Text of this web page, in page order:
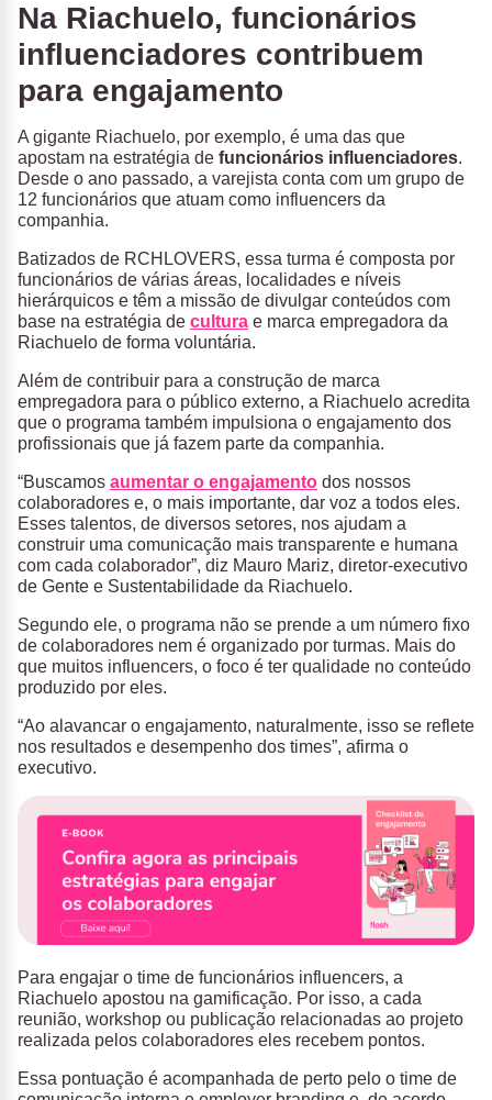
Na Riachuelo, funcionários
influenciadores contribuem
para engajamento
A gigante Riachuelo, por exemplo, é uma das que
apostam na estratégia de funcionários influenciadores.
Desde o ano passado, a varejista conta com um grupo de
12 funcionários que atuam como influencers da
companhia.
Batizados de RCHLOVERS, essa turma é composta por
funcionários de várias áreas, localidades e níveis
hierárquicos e têm a missão de divulgar conteúdos com
base na estratégia de cultura e marca empregadora da
Riachuelo de forma voluntária.
Além de contribuir para a construção de marca
empregadora para o público externo, a Riachuelo acredita
que o programa também impulsiona o engajamento dos
profissionais que já fazem parte da companhia.
“Buscamos aumentar o engajamento dos nossos
colaboradores e, o mais importante, dar voz a todos eles.
Esses talentos, de diversos setores, nos ajudam a
construir uma comunicação mais transparente e humana
com cada colaborador”, diz Mauro Mariz, diretor-executivo
de Gente e Sustentabilidade da Riachuelo.
Segundo ele, o programa não se prende a um número fixo
de colaboradores nem é organizado por turmas. Mais do
que muitos influencers, o foco é ter qualidade no conteúdo
produzido por eles.
“Ao alavancar o engajamento, naturalmente, isso se reflete
nos resultados e desempenho dos times”, afirma o
executivo.
Para engajar o time de funcionários influencers, a
Riachuelo apostou na gamificação. Por isso, a cada
reunião, workshop ou publicação relacionadas ao projeto
realizada pelos colaboradores eles recebem pontos.
Essa pontuação é acompanhada de perto pelo o time de